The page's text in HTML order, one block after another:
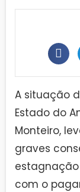
A situação
Estado do
Monteiro,
graves
com o